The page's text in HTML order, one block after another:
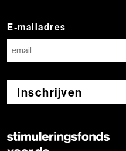
E-mailadres
Inschrijven